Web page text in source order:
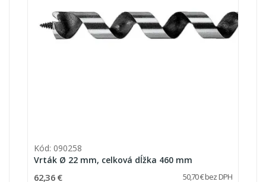
Kód: 090258
Vrták Ø 22 mm, celková dĺžka 460 mm
62,36 € 50,70 € bez DPH